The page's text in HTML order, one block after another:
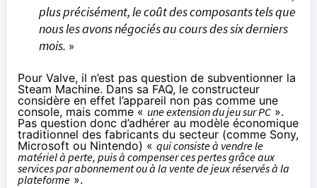
plus précisément, le coût des composants tels que
nous les avons négociés au cours des six derniers
mois. »
Pour Valve, il n’est pas question de subventionner la
Steam Machine. Dans sa FAQ, le constructeur
considère en effet l’appareil non pas comme une
console, mais comme « une extension du jeu sur PC ».
Pas question donc d’adhérer au modèle économique
traditionnel des fabricants du secteur (comme Sony,
Microsoft ou Nintendo) « qui consiste à vendre le
matériel à perte, puis à compenser ces pertes grâce aux
services par abonnement ou à la vente de jeux réservés à la
plateforme ».